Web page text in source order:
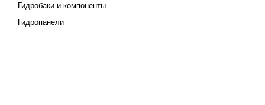
Гидробаки и компоненты
Гидропанели